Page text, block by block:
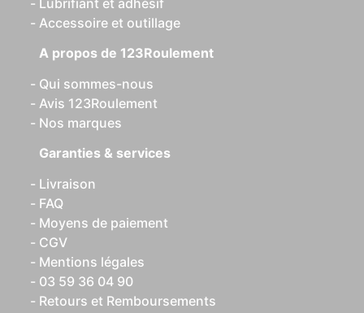
Lubrifiant et adhésif
Accessoire et outillage
A propos de 123Roulement
Qui sommes-nous
Avis 123Roulement
Nos marques
Garanties & services
Livraison
FAQ
Moyens de paiement
CGV
Mentions légales
03 59 36 04 90
Retours et Remboursements